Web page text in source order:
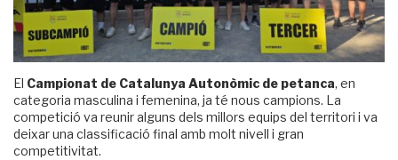
El Campionat de Catalunya Autonòmic de petanca, en
categoria masculina i femenina, ja té nous campions. La
competició va reunir alguns dels millors equips del territori i va
deixar una classificació final amb molt nivell i gran
competitivitat.